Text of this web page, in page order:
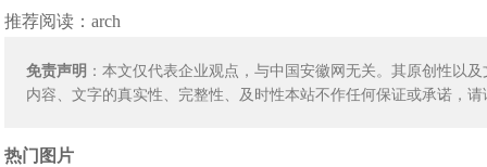
推荐阅读：arch
免责声明 ：本文仅代表企业观点，与中国安徽网无关。其原创性以
内容、文字的真实性、完整性、及时性本站不作任何保证或承诺，
热门图片